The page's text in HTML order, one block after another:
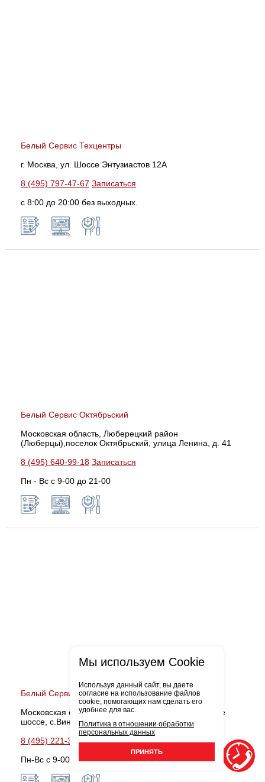
Белый Сервис Техцентры
г. Москва, ул. Шоссе Энтузиастов 12А
8 (495) 797-47-67 Записаться
с 8:00 до 20:00 без выходных.
Белый Сервис Октябрьский
Московская область, Люберецкий район
(Люберцы),поселок Октябрьский, улица Ленина, д. 41
8 (495) 640-99-18 Записаться
Пн - Вс с 9-00 до 21-00
Белый Сервис Виноградово
Московская обл., Мытищинский район, Дмитровское
шоссе, с.Виноградово, д.36-В
8 (495) 221-38-90 Записаться
Пн-Вс с 9-00 до 21-00
Мы используем Cookie
Используя данный сайт, вы даете
согласие на использование файлов
cookie, помогающих нам сделать его
удобнее для вас.
Политика в отношении обработки
персональных данных
ПРИНЯТЬ